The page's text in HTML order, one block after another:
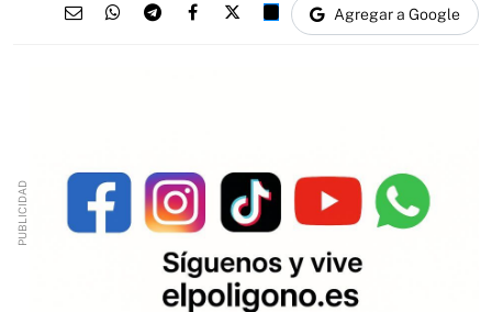
Agregar a Google